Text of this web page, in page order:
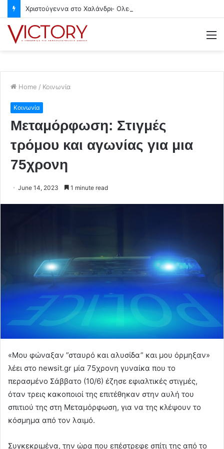
Home / Κοινωνία
Κοινωνία
Μεταμόρφωση: Στιγμές
τρόμου και αγωνίας για μια
75χρονη
June 14, 2023 1 minute read
«Μου φώναξαν ”σταυρό και αλυσίδα” και μου όρμηξαν»
λέει στο newsit.gr μία 75χρονη γυναίκα που το
περασμένο Σάββατο (10/6) έζησε εφιαλτικές στιγμές,
όταν τρεις κακοποιοί της επιτέθηκαν στην αυλή του
σπιτιού της στη Μεταμόρφωση, για να της κλέψουν το
κόσμημα από τον λαιμό.
Συγκεκριμένα, την ώρα που επέστρεφε σπίτι της από το